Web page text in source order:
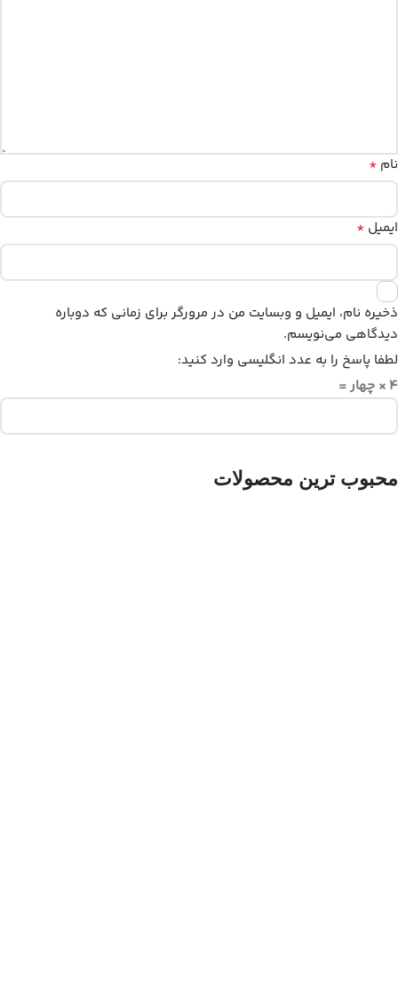
نام *
ایمیل *
ذخیره نام، ایمیل و وبسایت من در مرورگر برای زمانی که دوباره
دیدگاهی می‌نویسم.
لطفا پاسخ را به عدد انگلیسی وارد کنید:
4 × چهار =
محبوب ترین محصولات